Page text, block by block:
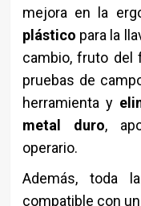
mejora en la
plástico para la
cambio, fruto del
pruebas de
herramienta y
metal duro,
operario.
Además, toda
compatible con